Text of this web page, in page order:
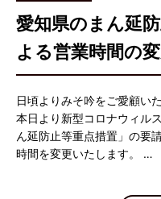
愛知県のまん延
よる営業時間の
日頃よりみそ吟をご愛顧い
本日より新型コロナウィル
ん延防止等重点措置」の要
時間を変更いたします。 …